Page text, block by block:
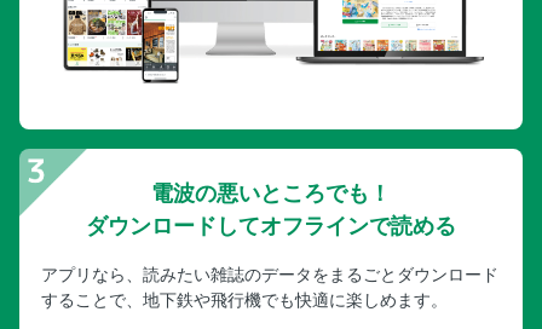
電波の悪いところでも！
ダウンロードしてオフラインで読める
アプリなら、読みたい雑誌のデータをまるごとダウンロード
することで、地下鉄や飛行機でも快適に楽しめます。